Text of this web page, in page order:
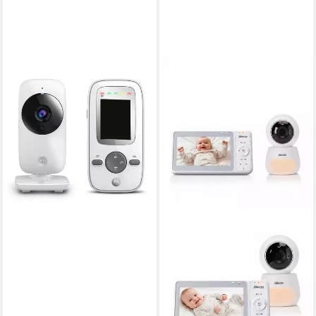
Video-Babyphone Motorola
MBP481 Digital Video Baby
Monitor - Weiß
49,90 €
lieferbar - in 3-4 Werktagen bei dir